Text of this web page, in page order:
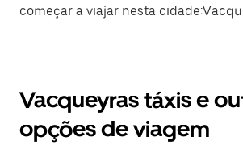
começar a viajar nesta
Vacqueyras táxis e
opções de viagem